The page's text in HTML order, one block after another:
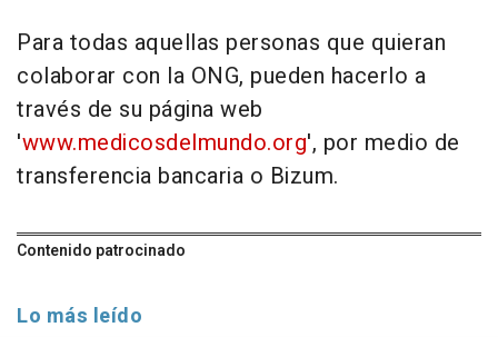
Para todas aquellas personas que quieran
colaborar con la ONG, pueden hacerlo a
través de su página web
'www.medicosdelmundo.org', por medio de
transferencia bancaria o Bizum.
Contenido patrocinado
Lo más leído